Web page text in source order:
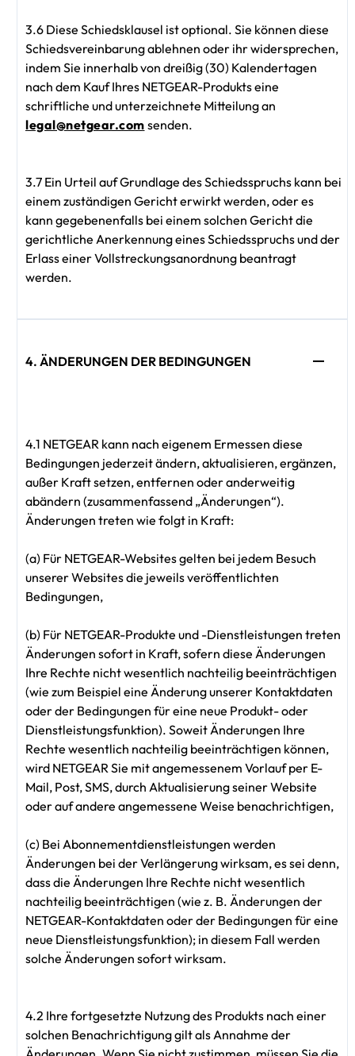
3.6 Diese Schiedsklausel ist optional. Sie können diese
Schiedsvereinbarung ablehnen oder ihr widersprechen,
indem Sie innerhalb von dreißig (30) Kalendertagen
nach dem Kauf Ihres NETGEAR-Produkts eine
schriftliche und unterzeichnete Mitteilung an
legal@netgear.com senden.
3.7 Ein Urteil auf Grundlage des Schiedsspruchs kann bei
einem zuständigen Gericht erwirkt werden, oder es
kann gegebenenfalls bei einem solchen Gericht die
gerichtliche Anerkennung eines Schiedsspruchs und der
Erlass einer Vollstreckungsanordnung beantragt
werden.
4. ÄNDERUNGEN DER BEDINGUNGEN
4.1 NETGEAR kann nach eigenem Ermessen diese
Bedingungen jederzeit ändern, aktualisieren, ergänzen,
außer Kraft setzen, entfernen oder anderweitig
abändern (zusammenfassend „Änderungen“).
Änderungen treten wie folgt in Kraft:
(a) Für NETGEAR-Websites gelten bei jedem Besuch
unserer Websites die jeweils veröffentlichten
Bedingungen,
(b) Für NETGEAR-Produkte und -Dienstleistungen treten
Änderungen sofort in Kraft, sofern diese Änderungen
Ihre Rechte nicht wesentlich nachteilig beeinträchtigen
(wie zum Beispiel eine Änderung unserer Kontaktdaten
oder der Bedingungen für eine neue Produkt- oder
Dienstleistungsfunktion). Soweit Änderungen Ihre
Rechte wesentlich nachteilig beeinträchtigen können,
wird NETGEAR Sie mit angemessenem Vorlauf per E-
Mail, Post, SMS, durch Aktualisierung seiner Website
oder auf andere angemessene Weise benachrichtigen,
(c) Bei Abonnementdienstleistungen werden
Änderungen bei der Verlängerung wirksam, es sei denn,
dass die Änderungen Ihre Rechte nicht wesentlich
nachteilig beeinträchtigen (wie z. B. Änderungen der
NETGEAR-Kontaktdaten oder der Bedingungen für eine
neue Dienstleistungsfunktion); in diesem Fall werden
solche Änderungen sofort wirksam.
4.2 Ihre fortgesetzte Nutzung des Produkts nach einer
solchen Benachrichtigung gilt als Annahme der